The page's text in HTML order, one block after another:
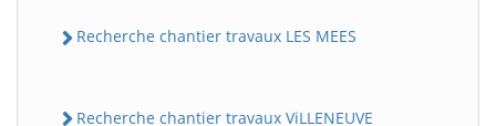
Recherche chantier travaux LES MEES
Recherche chantier travaux ViLLENEUVE